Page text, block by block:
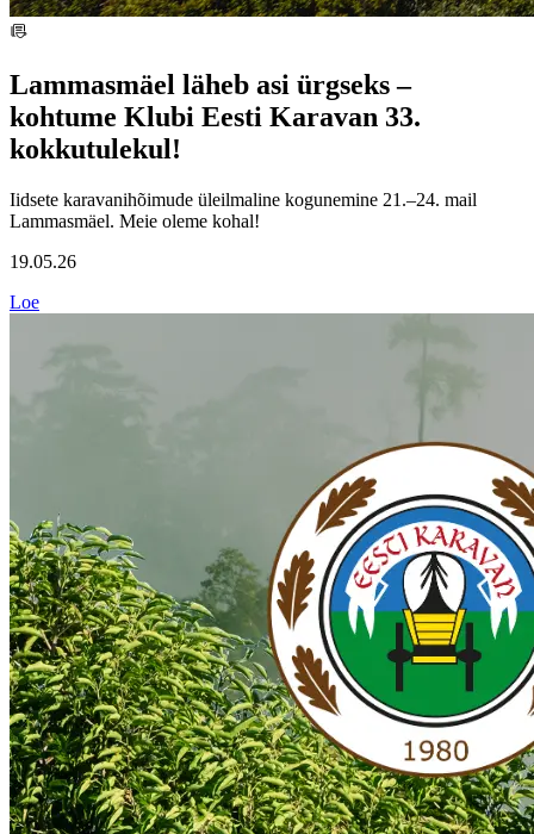
Lammasmäel läheb asi ürgseks –
kohtume Klubi Eesti Karavan 33.
kokkutulekul!
Iidsete karavanihõimude üleilmaline kogunemine 21.–24. mail
Lammasmäel. Meie oleme kohal!
19.05.26
Loe